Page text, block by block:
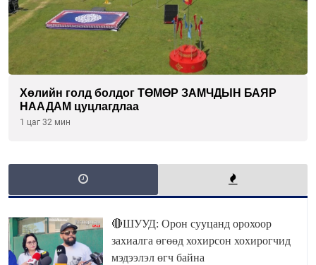
Хөлийн голд болдог ТӨМӨР ЗАМЧДЫН БАЯР
НААДАМ цуцлагдлаа
1 цаг 32 мин
🔴ШУУД: Орон сууцанд орохоор
захиалга өгөөд хохирсон хохирогчид
мэдээлэл өгч байна